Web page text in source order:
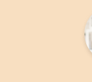
Bonjour,
n'est pas à la
Antoine de